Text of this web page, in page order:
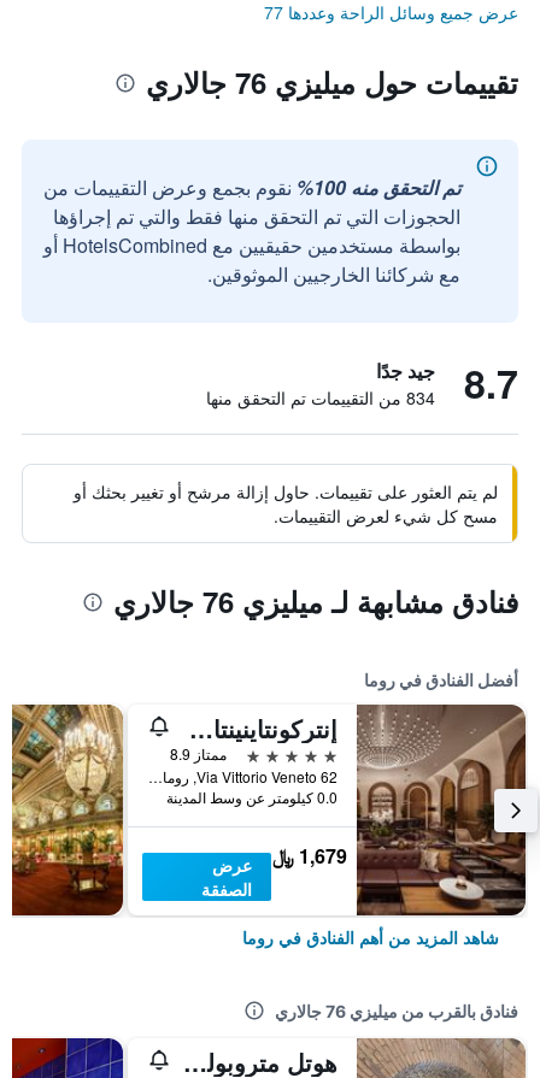
عرض جميع وسائل الراحة وعددها 77
تقييمات حول ميليزي 76 جالاري
تم التحقق منه 100%
نقوم بجمع وعرض التقييمات من
الحجوزات التي تم التحقق منها فقط والتي تم إجراؤها
بواسطة مستخدمين حقيقيين مع HotelsCombined أو
مع شركائنا الخارجيين الموثوقين.
8.7 جيد جدًا
834 من التقييمات تم التحقق منها
لم يتم العثور على تقييمات. حاول إزالة مرشح أو تغيير بحثك أو
مسح كل شيء لعرض التقييمات.
فنادق مشابهة لـ ميليزي 76 جالاري
أفضل الفنادق في روما
إنتركونتاينينتال روم أمباسشياتوري بالاس باي آيتش جي
5 نجوم
ممتاز 8.9
Via Vittorio Veneto 62, روما, إيطاليا
0.0 كيلومتر عن وسط المدينة
1,679 ﷼
عرض
الصفقة
شاهد المزيد من أهم الفنادق في روما
فنادق بالقرب من ميليزي 76 جالاري
هوتل متروبوليس